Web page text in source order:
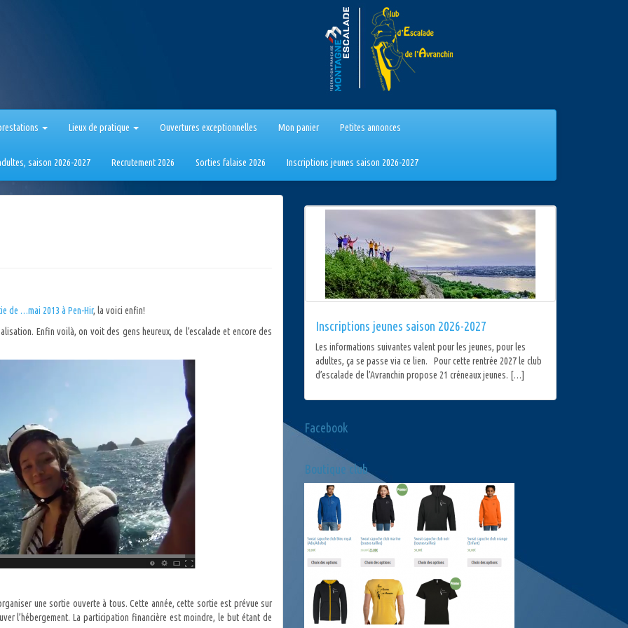
Lieux de pratique Ouvertures exceptionnelles Mon panier Petites annonces
saison 2026-2027 Recrutement 2026 Sorties falaise 2026 Inscriptions jeunes saison 2026-2027
de …mai 2013 à Pen-Hir, la voici enfin!
Enfin voilà, on voit des gens heureux, de l’escalade et encore des
une sortie ouverte à tous. Cette année, cette sortie est prévue sur
l’hébergement. La participation financière est moindre, le but étant de
Inscriptions jeunes saison 2026-2027
Les informations suivantes valent pour les jeunes, pour les
adultes, ça se passe via ce lien. Pour cette rentrée 2027 le club
d’escalade de l’Avranchin propose 21 créneaux jeunes. […]
Facebook
Boutique club